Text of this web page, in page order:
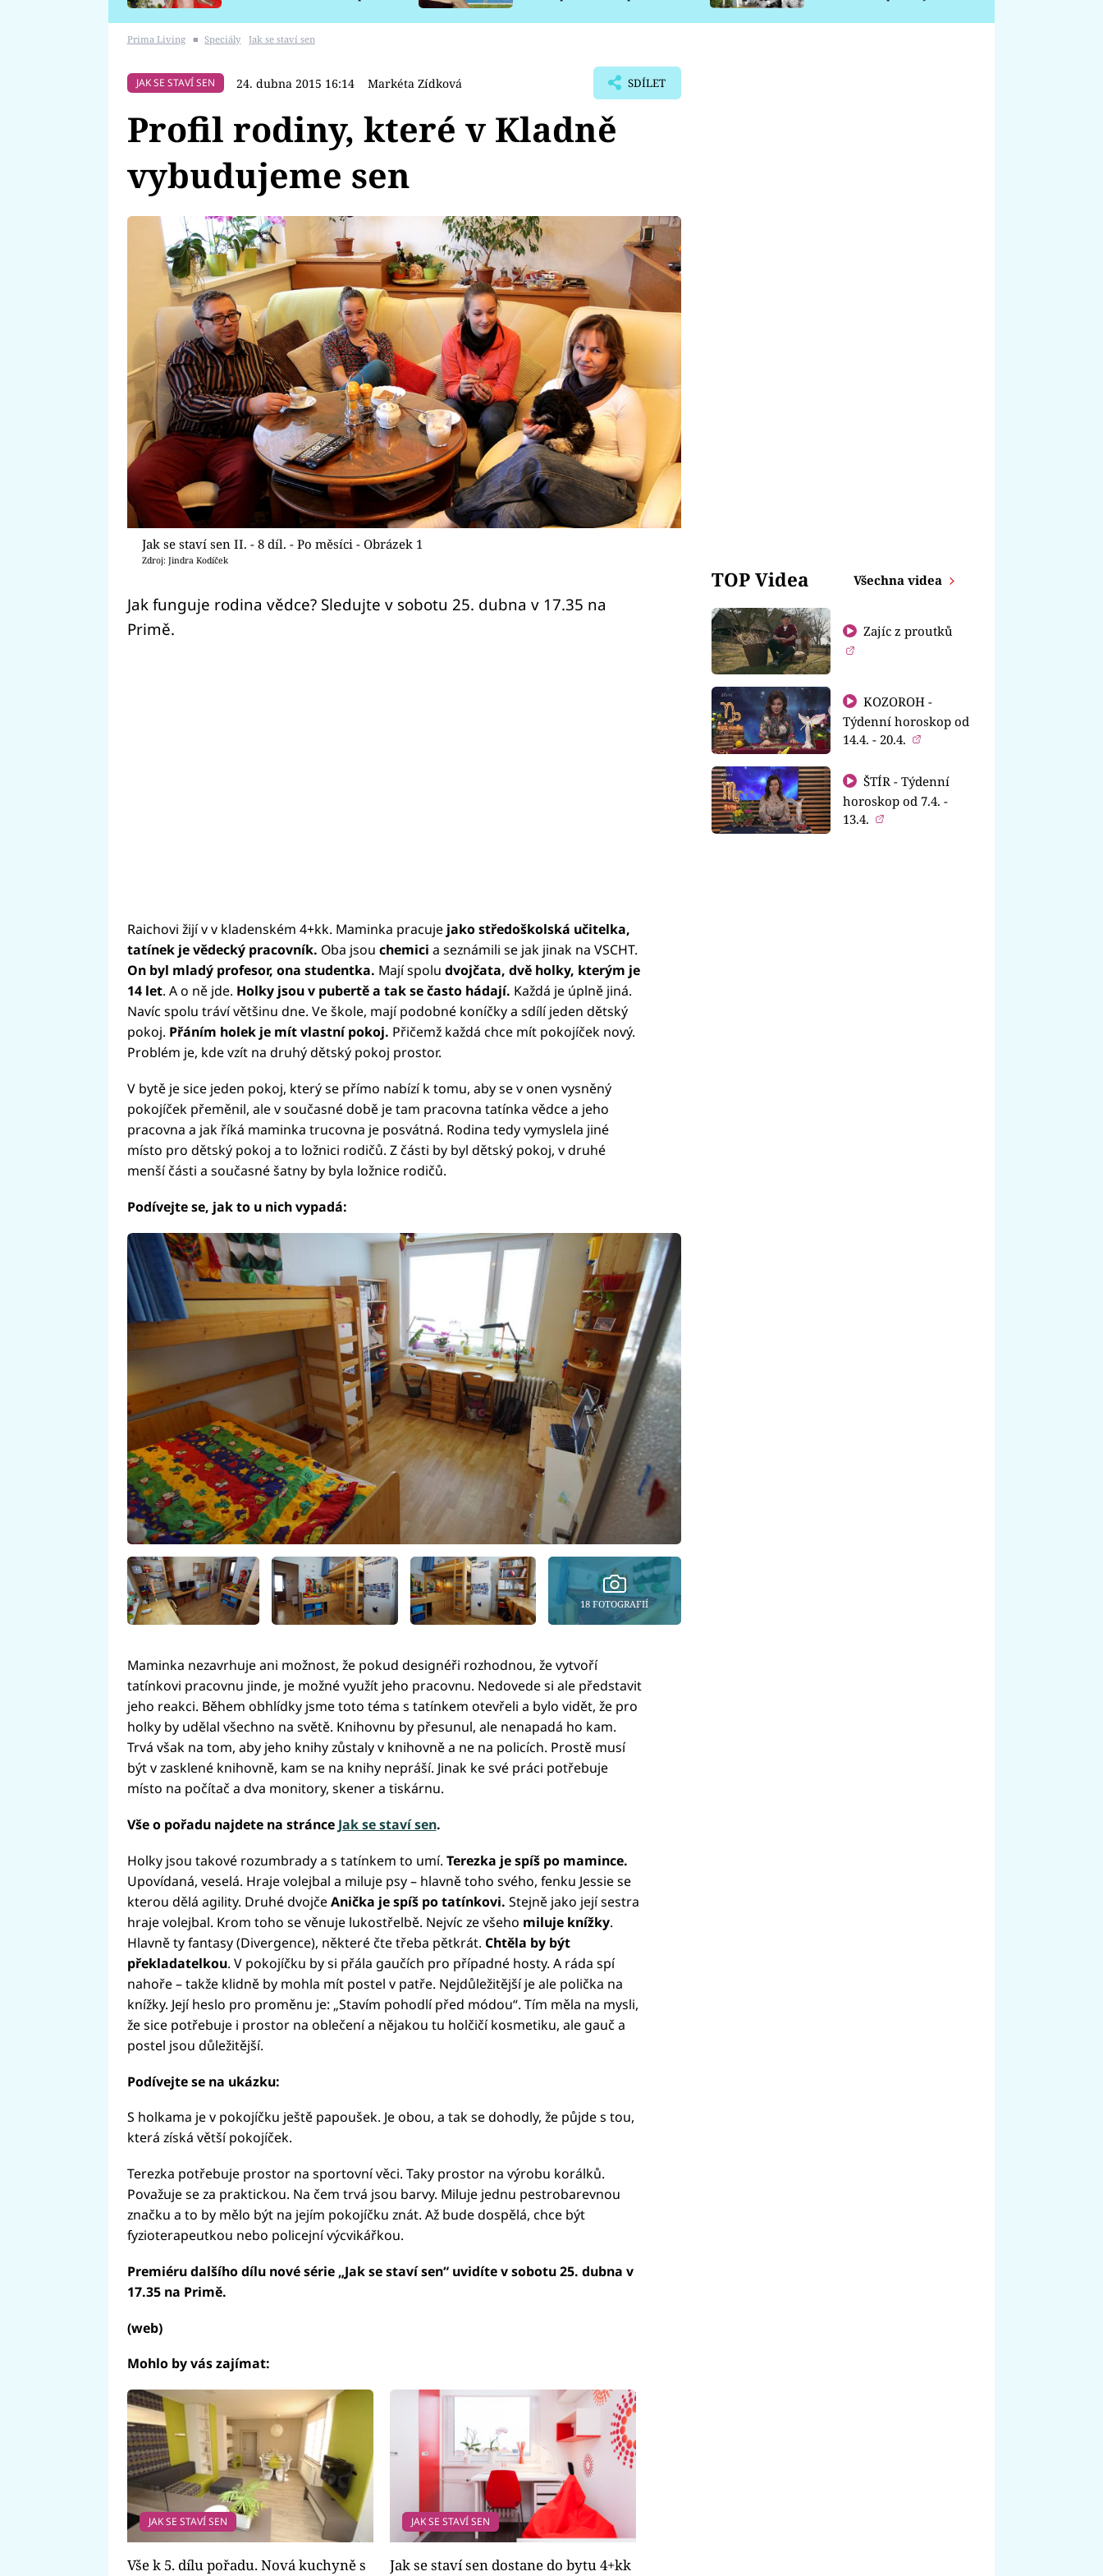
Prima Living ■ Speciály Jak se staví sen
JAK SE STAVÍ SEN 24. dubna 2015 16:14 Markéta Zídková SDÍLET
Profil rodiny, které v Kladně
vybudujeme sen
Jak se staví sen II. - 8 díl. - Po měsíci - Obrázek 1
Zdroj: Jindra Kodíček
Jak funguje rodina vědce? Sledujte v sobotu 25. dubna v 17.35 na
Primě.
Raichovi žijí v v kladenském 4+kk. Maminka pracuje jako středoškolská učitelka,
tatínek je vědecký pracovník. Oba jsou chemici a seznámili se jak jinak na VSCHT.
On byl mladý profesor, ona studentka. Mají spolu dvojčata, dvě holky, kterým je
14 let. A o ně jde. Holky jsou v pubertě a tak se často hádají. Každá je úplně jiná.
Navíc spolu tráví většinu dne. Ve škole, mají podobné koníčky a sdílí jeden dětský
pokoj. Přáním holek je mít vlastní pokoj. Přičemž každá chce mít pokojíček nový.
Problém je, kde vzít na druhý dětský pokoj prostor.
V bytě je sice jeden pokoj, který se přímo nabízí k tomu, aby se v onen vysněný
pokojíček přeměnil, ale v současné době je tam pracovna tatínka vědce a jeho
pracovna a jak říká maminka trucovna je posvátná. Rodina tedy vymyslela jiné
místo pro dětský pokoj a to ložnici rodičů. Z části by byl dětský pokoj, v druhé
menší části a současné šatny by byla ložnice rodičů.
Podívejte se, jak to u nich vypadá:
18 FOTOGRAFIÍ
Maminka nezavrhuje ani možnost, že pokud designéři rozhodnou, že vytvoří
tatínkovi pracovnu jinde, je možné využít jeho pracovnu. Nedovede si ale představit
jeho reakci. Během obhlídky jsme toto téma s tatínkem otevřeli a bylo vidět, že pro
holky by udělal všechno na světě. Knihovnu by přesunul, ale nenapadá ho kam.
Trvá však na tom, aby jeho knihy zůstaly v knihovně a ne na policích. Prostě musí
být v zasklené knihovně, kam se na knihy nepráší. Jinak ke své práci potřebuje
místo na počítač a dva monitory, skener a tiskárnu.
Vše o pořadu najdete na stránce Jak se staví sen.
Holky jsou takové rozumbrady a s tatínkem to umí. Terezka je spíš po mamince.
Upovídaná, veselá. Hraje volejbal a miluje psy – hlavně toho svého, fenku Jessie se
kterou dělá agility. Druhé dvojčeAnička je spíš po tatínkovi. Stejně jako její sestra
hraje volejbal. Krom toho se věnuje lukostřelbě. Nejvíc ze všeho miluje knížky.
Hlavně ty fantasy (Divergence), některé čte třeba pětkrát. Chtěla by být
překladatelkou. V pokojíčku by si přála gaučích pro případné hosty. A ráda spí
nahoře – takže klidně by mohla mít postel v patře. Nejdůležitější je ale polička na
knížky. Její heslo pro proměnu je: „Stavím pohodlí před módou“. Tím měla na mysli,
že sice potřebuje i prostor na oblečení a nějakou tu holčičí kosmetiku, ale gauč a
postel jsou důležitější.
Podívejte se na ukázku:
S holkama je v pokojíčku ještě papoušek. Je obou, a tak se dohodly, že půjde s tou,
která získá větší pokojíček.
Terezka potřebuje prostor na sportovní věci. Taky prostor na výrobu korálků.
Považuje se za praktickou. Na čem trvá jsou barvy. Miluje jednu pestrobarevnou
značku a to by mělo být na jejím pokojíčku znát. Až bude dospělá, chce být
fyzioterapeutkou nebo policejní výcvikářkou.
Premiéru dalšího dílu nové série „Jak se staví sen“ uvidíte v sobotu 25. dubna v
17.35 na Primě.
(web)
Mohlo by vás zajímat:
JAK SE STAVÍ SEN
Vše k 5. dílu pořadu. Nová kuchyně s
JAK SE STAVÍ SEN
Jak se staví sen dostane do bytu 4+kk
TOP Videa Všechna videa
Zajíc z proutků
KOZOROH -
Týdenní horoskop od
14.4. - 20.4.
ŠTÍR - Týdenní
horoskop od 7.4. -
13.4.